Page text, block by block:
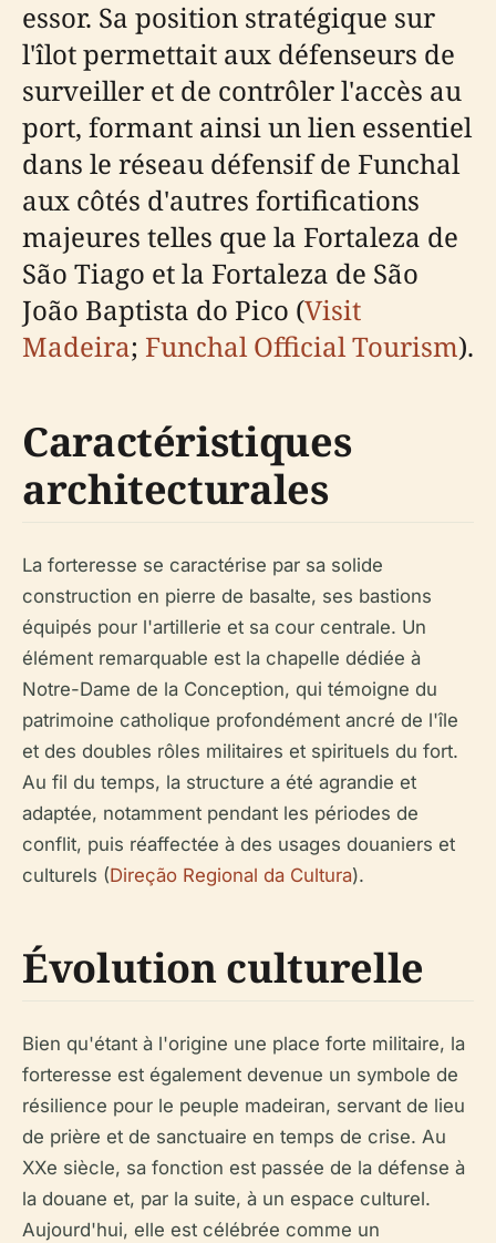
essor. Sa position stratégique sur
l'îlot permettait aux défenseurs de
surveiller et de contrôler l'accès au
port, formant ainsi un lien essentiel
dans le réseau défensif de Funchal
aux côtés d'autres fortifications
majeures telles que la Fortaleza de
São Tiago et la Fortaleza de São
João Baptista do Pico (Visit
Madeira; Funchal Official Tourism).
Caractéristiques
architecturales
La forteresse se caractérise par sa solide
construction en pierre de basalte, ses bastions
équipés pour l'artillerie et sa cour centrale. Un
élément remarquable est la chapelle dédiée à
Notre-Dame de la Conception, qui témoigne du
patrimoine catholique profondément ancré de l'île
et des doubles rôles militaires et spirituels du fort.
Au fil du temps, la structure a été agrandie et
adaptée, notamment pendant les périodes de
conflit, puis réaffectée à des usages douaniers et
culturels (Direção Regional da Cultura).
Évolution culturelle
Bien qu'étant à l'origine une place forte militaire, la
forteresse est également devenue un symbole de
résilience pour le peuple madeiran, servant de lieu
de prière et de sanctuaire en temps de crise. Au
XXe siècle, sa fonction est passée de la défense à
la douane et, par la suite, à un espace culturel.
Aujourd'hui, elle est célébrée comme un